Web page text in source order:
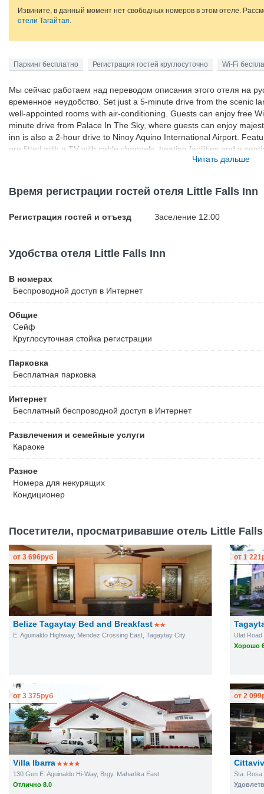
Извините, в данный момент нет свободных номеров в этом отеле.
отели Тагайтая.
Паркинг бесплатно Регистрация гостей круглосуточно Wi-Fi
Мы сейчас работаем над переводом описания этого отеля на
временное неудобство. Set just a 5-minute drive from the scenic
well-appointed rooms with air-conditioning. Guests can enjoy free
minute drive from Palace In The Sky, where guests can enjoy
inn is also a 2-hour drive to Ninoy Aquino International Airport.
are fitted with a TV with cable channels, heating facilities and a
shower facilities and free toiletries. Guests at Little Falls Inn can
Читать дальше
Время регистрации гостей отеля Little Falls Inn
Регистрация гостей и отъезд Заселение 12:00
Удобства отеля Little Falls Inn
В номерах
Беспроводной доступ в Интернет
Общие
Сейф
Круглосуточная стойка регистрации
Парковка
Бесплатная парковка
Интернет
Бесплатный беспроводной доступ в Интернет
Развлечения и семейные услуги
Караоке
Разное
Номера для некурящих
Кондиционер
Посетители, просматривавшие отель Little
Belize Tagaytay Bed and Breakfast
E. Aguinaldo Highway, Mendez Crossing East, Tagaytay City
от 3 696руб
Ulat
Хорошо
от 1 221
Villa Ibarra
130 Gen E. Aguinaldo Hi-Way, Brgy. Maharlika East
Отлично 8.0
от 3 375руб
Sta. Rosa
от 2 099